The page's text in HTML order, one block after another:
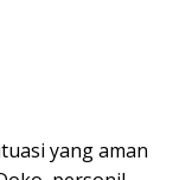
yang aman